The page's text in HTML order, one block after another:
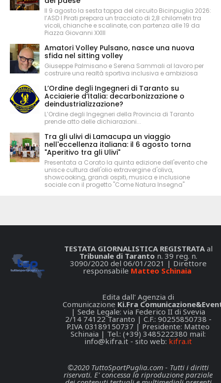
Il 9 agosto la sesta tappa del circuito Bicinpuglia 2026:
l’ASD I Pirati prepara un tracciato di 2,8 chilometri tra
vicoli, chianche e scalinate, con partenza alle 19 da
Piazza Giovanni XXIII
Amatori Volley Pulsano, nasce una nuova
sfida nel sitting volley
Giuseppe Palmisano e Serena Sammali al lavoro per
costruire una realtà sportiva inclusiva e ambiziosa
L’Ordine degli Ingegneri di Taranto su
Acciaierie d’Italia: decarbonizzazione o
deindustrializzazione?
L’Ordine degli Ingegneri della Provincia di Taranto
prende atto delle dichiarazioni...
Tra gli ulivi di Lamacupa un viaggio
nell'eccellenza italiana: il 6 agosto torna
"Aperitivo tra gli Ulivi"
Presentata a Corato la quinta edizione dell'evento che
unisce cultura dell'olio extravergine d'oliva,
showcooking, grandi ospiti, musica e inclusione
sociale con il progetto "Come Natura Insegna"
TESTATA GIORNALISTICA REGISTRATAal
Tribunale di Taranto n. 39 reg. n.
3090/2020 del 06/01/2021 | Direttore
responsabile Matteo Schinaia
Edita dall' Agenzia di
Comunicazione Ki.Fra
| Sede Legale: via Federico II di Svevia
2/14 74122 Taranto | C.F.: 90255850738 -
P.IVA 03189150737 | Presidente: Matteo
Schinaia | Tel.: (+39) 3485222380 mail:
info@kifra.it - sito web: kifra.it
©2020 TuttoSportPuglia.com - Tutti i diritti
riservati. E' concessa la riproduzione parziale